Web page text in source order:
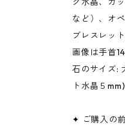
など）、オ
ブレスレッ
画像は手首
石のサイズ:
ト水晶５mm)
✦ ご購入の